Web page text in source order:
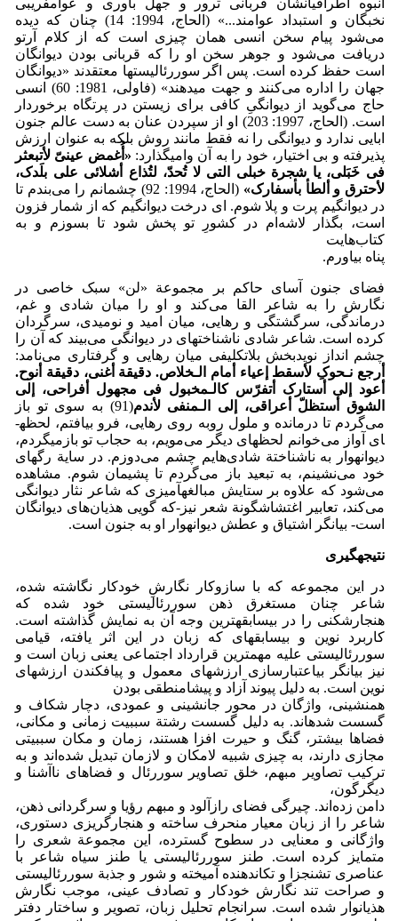
انبوه اطرافیانشان قربانی ترور و جهل باوری و عوامفریبی
نخبگان و استبداد عوامند...» (الحاج، 1994: 14) چنان که دیده
می‌شود پیام سخن انسی همان چیزی است که از کلام آرتو
دریافت می‌شود و جوهر سخن او را که قربانی بودن دیوانگان
است حفظ کرده است. پس اگر سوررئالیست­ها معتقدند «دیوانگان
جهان را اداره می‌کنند و جهت می­دهند» (فاولی، 1981: 60) انسی
حاج می‌گوید از دیوانگیِ کافی برای زیستن در پرتگاه برخوردار
است. (الحاج، 1997: 203) او از سپردن عنان به دست عالم جنون
ابایی ندارد و دیوانگی را نه فقط مانند روش بلکه به عنوان ارزش
پذیرفته و بی اختیار، خود را به آن وامی­گذارد: «أُغمض عینیّ لأتبعثر
فی خَبَلی، یا شجرة خبلی التی لا تُحدّ، لتُذاع أشلائی علی بلَدک،
لأحترق و ألطأ بأسفارک»
(الحاج، 1994: 92) چشمانم را می‌بندم تا
در دیوانگیم پرت و پلا شوم. ای درخت دیوانگیم که از شمار فزون
است، بگذار لاشه‌ام در کشورِ تو پخش شود تا بسوزم و به
کتاب‌هایت
پناه بیاورم.
فضای جنون آسای حاکم بر مجموعة «لن» سبک خاصی در
نگارش را به شاعر القا می‌کند و او را میان شادی و غم،
درماندگی، سرگشتگی و رهایی، میان امید و نومیدی، سرگردان
کرده است. شاعر شادی ناشناخته­ای در دیوانگی می‌بیند که آن را
چشم انداز نویدبخش بلاتکلیفی میان رهایی و گرفتاری می‌نامد:
أرجع نـحوکِ لأسقط إعیاء أمام الـخلاص. دقیقة أغنی، دقیقة أنوح.
أعود إلی أستارک أتفرّس کالـمخبول فی مجهول أفراحی، إلی
الشوق أستظلّ أعراقی، إلی الـمنفی لأندم
(91) به سوی تو باز
می‌گردم تا درمانده و ملول روبه روی رهایی، فرو بیافتم، لحظه­
ای آواز می‌خوانم لحظه­ای دیگر می‌مویم، به حجاب تو بازمی­گردم،
دیوانه­وار به ناشناختة شادی‌هایم چشم می‌دوزم. در سایة رگهای
خود می‌نشینم، به تبعید باز می‌گردم تا پشیمان شوم. مشاهده
می‌شود که علاوه بر ستایش مبالغه­آمیزی که شاعر نثار دیوانگی
می‌کند، تعابیر اغتشاش­گونة شعر نیز-که گویی هذیان‌های دیوانگان
است- بیانگر اشتیاق و عطش دیوانه­وار او به جنون است.
نتیجه­گیری
در این مجموعه که با سازوکار نگارشِ خودکار نگاشته شده،
شاعر چنان مستغرق ذهن سوررئالیستی خود شده که
هنجارشکنی را در بی­سابقه­ترین وجه آن به نمایش گذاشته است.
کاربرد نوین و بی­سابقه­ای که زبان در این اثر یافته، قیامی
سوررئالیستی علیه مهمترین قرارداد اجتماعی یعنی زبان است و
نیز بیانگر بی­اعتبارسازی ارزش­های معمول و پی­افکندن ارزش­های
نوین است. به دلیل پیوند آزاد و پیشامنطقی بودن
هم­نشینی، واژگان در محور جانشینی و عمودی، دچار شکاف و
گسست شده­اند. به دلیل گسست رشتة سببیت زمانی و مکانی،
فضاها بیشتر، گنگ و حیرت افزا هستند، زمان و مکان سببیتی
مجازی دارند، به چیزی شبیه لامکان و لازمان تبدیل شده‌اند و به
ترکیب تصاویر مبهم، خلق تصاویر سوررئال و فضاهای ناآشنا و
دیگرگون،
دامن زده‌اند. چیرگی فضای رازآلود و مبهم رؤیا و سرگردانی ذهن،
شاعر را از زبان معیار منحرف ساخته و هنجارگریزی دستوری،
واژگانی و معنایی در سطوح گسترده، این مجموعة شعری را
متمایز کرده است. طنز سوررئالیستی یا طنز سیاه شاعر با
عناصری تشنج­زا و تکان­دهنده آمیخته و شور و جذبة سوررئالیستی
و صراحت تند نگارش خودکار و تصادف عینی، موجب نگارش
هذیان­وار شده است. سرانجام تحلیل زبان، تصویر و ساختار دفتر